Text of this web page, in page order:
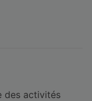
des activités